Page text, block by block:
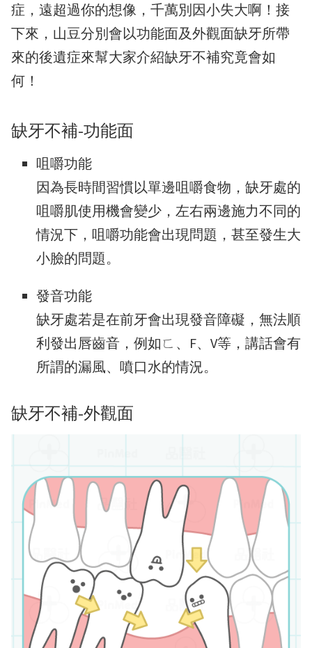
症，遠超過你的想像，千萬別因小失大啊！接
下來，山豆分別會以功能面及外觀面缺牙所帶
來的後遺症來幫大家介紹缺牙不補究竟會如
何！
缺牙不補-功能面
咀嚼功能
因為長時間習慣以單邊咀嚼食物，缺牙處的
咀嚼肌使用機會變少，左右兩邊施力不同的
情況下，咀嚼功能會出現問題，甚至發生大
小臉的問題。
發音功能
缺牙處若是在前牙會出現發音障礙，無法順
利發出唇齒音，例如ㄈ、F、V等，講話會有
所謂的漏風、噴口水的情況。
缺牙不補-外觀面